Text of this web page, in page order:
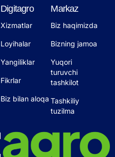
Digitagro
Xizmatlar
Loyihalar
Yangiliklar
Fikrlar
Biz bilan aloqa
Markaz
Biz haqimizda
Bizning jamoa
Yuqori
turuvchi
tashkilot
Tashkiliy
tuzilma